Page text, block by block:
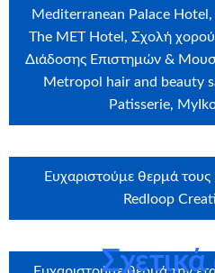
Mediterranean Palace
The MET Hotel, Σχολή
Διάδοσης Επιστημών &
Metropol hair and beauty
Patisserie,
Ευχαριστούμε θερμά τους
Redloop